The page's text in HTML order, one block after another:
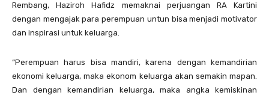
Rembang, Haziroh Hafidz memaknai perjuangan RA Kartini
dengan mengajak para perempuan untun bisa menjadi motivator
dan inspirasi untuk keluarga.
“Perempuan harus bisa mandiri, karena dengan kemandirian
ekonomi keluarga, maka ekonom keluarga akan semakin mapan.
Dan dengan kemandirian keluarga, maka angka kemiskinan